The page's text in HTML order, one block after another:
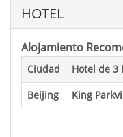
HOTEL
Alojamiento
Ciudad Hotel de 3
Beijing
King